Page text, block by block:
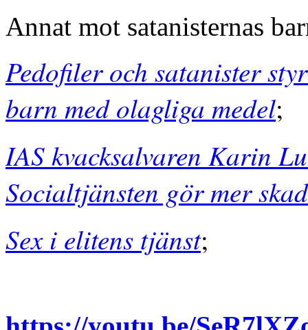
Annat mot satanisternas
Pedofiler och satanister
barn med olagliga medel;
IAS kvacksalvaren Karin
Socialtjänsten gör mer
Sex i elitens tjänst;